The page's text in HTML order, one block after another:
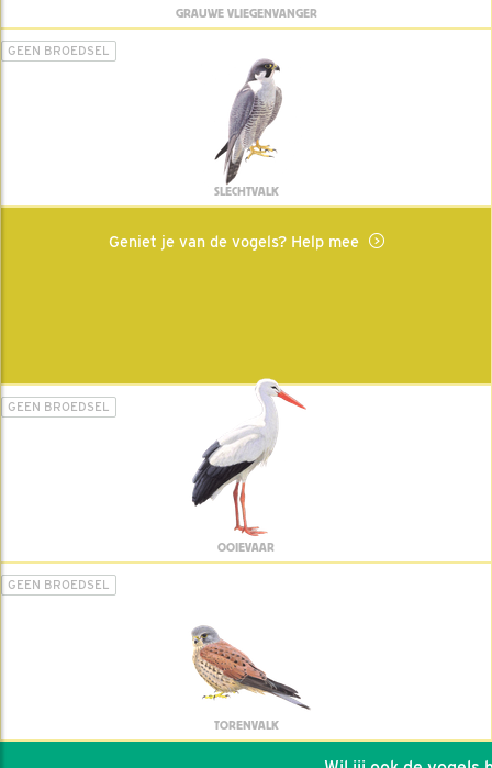
GRAUWE VLIEGENVANGER
GEEN BROEDSEL
SLECHTVALK
Geniet je van de vogels? Help mee
GEEN BROEDSEL
OOIEVAAR
GEEN BROEDSEL
TORENVALK